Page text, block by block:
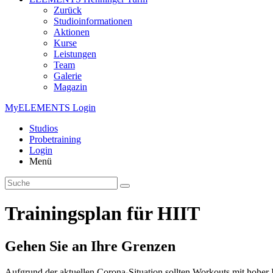
Zurück
Studioinformationen
Aktionen
Kurse
Leistungen
Team
Galerie
Magazin
MyELEMENTS Login
Studios
Probe­training
Login
Menü
Trainingsplan für HIIT
Gehen Sie an Ihre Grenzen